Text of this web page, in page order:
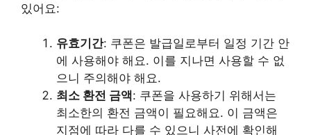
있어요:
유효기간: 쿠폰은 발급일로부터 일정 기간 안
에 사용해야 해요. 이를 지나면 사용할 수 없
으니 주의해야 해요.
최소 환전 금액: 쿠폰을 사용하기 위해서는
최소한의 환전 금액이 필요해요. 이 금액은
지점에 따라 다를 수 있으니 사전에 확인해